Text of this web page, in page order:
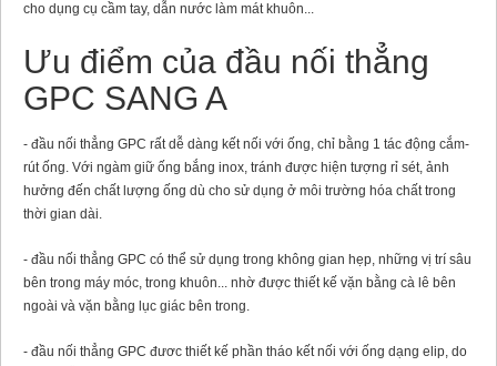
cho dụng cụ cầm tay, dẫn nước làm mát khuôn...
Ưu điểm của đầu nối thẳng
GPC SANG A
- đầu nối thẳng GPC rất dễ dàng kết nối với ống, chỉ bằng 1 tác động cắm-
rút ống. Với ngàm giữ ống bắng inox, tránh được hiện tượng rỉ sét, ảnh
hưởng đến chất lượng ống dù cho sử dụng ở môi trường hóa chất trong
thời gian dài.
- đầu nối thẳng GPC có thể sử dụng trong không gian hẹp, những vị trí sâu
bên trong máy móc, trong khuôn... nhờ được thiết kế vặn bằng cà lê bên
ngoài và vặn bằng lục giác bên trong.
- đầu nối thẳng GPC đươc thiết kế phần tháo kết nối với ống dạng elip, do